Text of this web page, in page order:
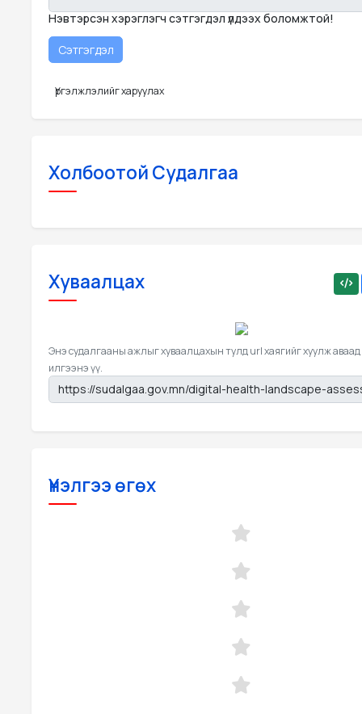
Нэвтэрсэн хэрэглэгч сэтгэгдэл үлдээх боломжтой!
Үргэлжлэлийг харуулах
Холбоотой Судалгаа
Хуваалцах
Энэ судалгааны ажлыг хуваалцахын тулд url хаягийг хуулж аваад
илгээнэ үү.
Үнэлгээ өгөх